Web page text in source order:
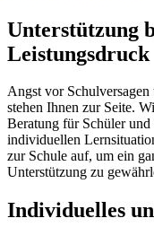
Unterstützung
Leistungsdruck
Angst vor Schulversagen
stehen Ihnen zur Seite.
Beratung für Schüler
individuellen
zur Schule auf, um ein
Unterstützung zu
Individuelles